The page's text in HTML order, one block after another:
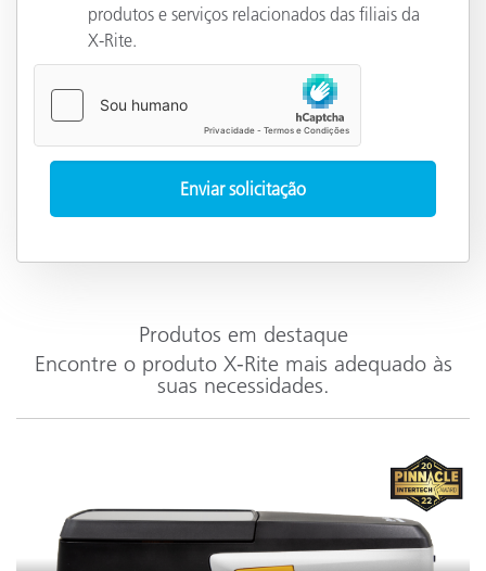
produtos e serviços relacionados das filiais da
X-Rite.
Produtos em destaque
Encontre o produto X-Rite mais adequado às
suas necessidades.